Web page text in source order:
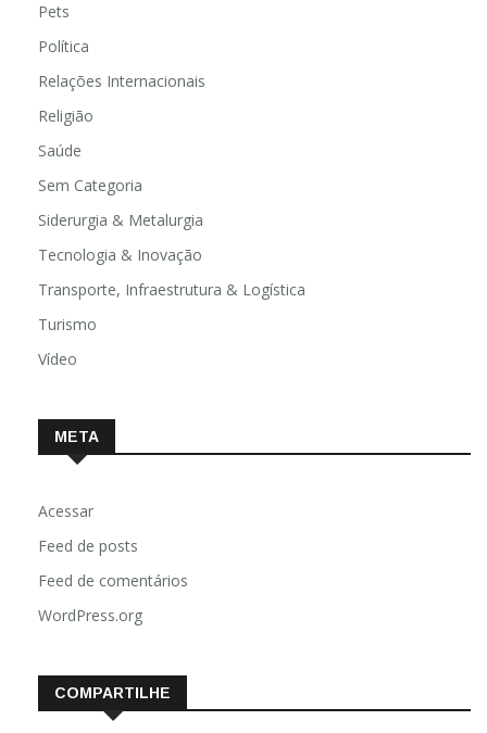
Pets
Política
Relações Internacionais
Religião
Saúde
Sem Categoria
Siderurgia & Metalurgia
Tecnologia & Inovação
Transporte, Infraestrutura & Logística
Turismo
Vídeo
META
Acessar
Feed de posts
Feed de comentários
WordPress.org
COMPARTILHE